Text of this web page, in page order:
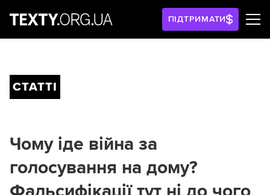
ПІДТРИМАТИ
СТАТТІ
Чому іде війна за
голосування на дому?